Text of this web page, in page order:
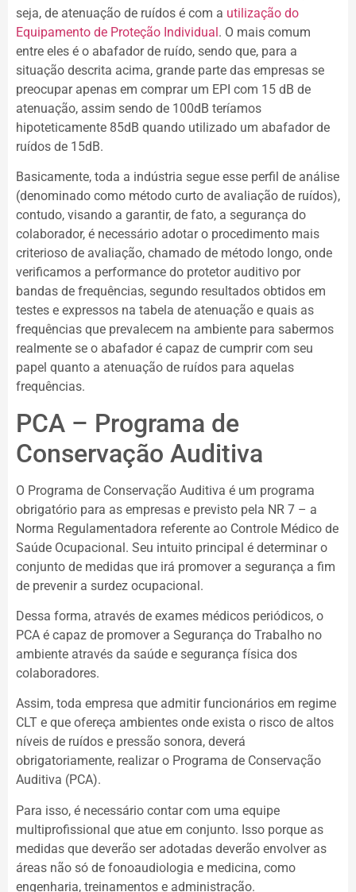
seja, de atenuação de ruídos é com a utilização do
Equipamento de Proteção Individual. O mais comum
entre eles é o abafador de ruído, sendo que, para a
situação descrita acima, grande parte das empresas se
preocupar apenas em comprar um EPI com 15 dB de
atenuação, assim sendo de 100dB teríamos
hipoteticamente 85dB quando utilizado um abafador de
ruídos de 15dB.
Basicamente, toda a indústria segue esse perfil de análise
(denominado como método curto de avaliação de ruídos),
contudo, visando a garantir, de fato, a segurança do
colaborador, é necessário adotar o procedimento mais
criterioso de avaliação, chamado de método longo, onde
verificamos a performance do protetor auditivo por
bandas de frequências, segundo resultados obtidos em
testes e expressos na tabela de atenuação e quais as
frequências que prevalecem na ambiente para sabermos
realmente se o abafador é capaz de cumprir com seu
papel quanto a atenuação de ruídos para aquelas
frequências.
PCA – Programa de
Conservação Auditiva
O Programa de Conservação Auditiva é um programa
obrigatório para as empresas e previsto pela NR 7 – a
Norma Regulamentadora referente ao Controle Médico de
Saúde Ocupacional. Seu intuito principal é determinar o
conjunto de medidas que irá promover a segurança a fim
de prevenir a surdez ocupacional.
Dessa forma, através de exames médicos periódicos, o
PCA é capaz de promover a Segurança do Trabalho no
ambiente através da saúde e segurança física dos
colaboradores.
Assim, toda empresa que admitir funcionários em regime
CLT e que ofereça ambientes onde exista o risco de altos
níveis de ruídos e pressão sonora, deverá
obrigatoriamente, realizar o Programa de Conservação
Auditiva (PCA).
Para isso, é necessário contar com uma equipe
multiprofissional que atue em conjunto. Isso porque as
medidas que deverão ser adotadas deverão envolver as
áreas não só de fonoaudiologia e medicina, como
engenharia, treinamentos e administração.